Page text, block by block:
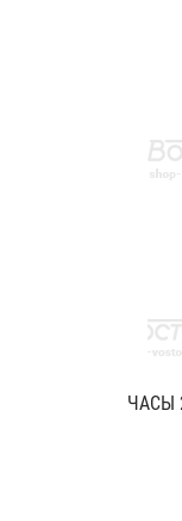
ЧАСЫ